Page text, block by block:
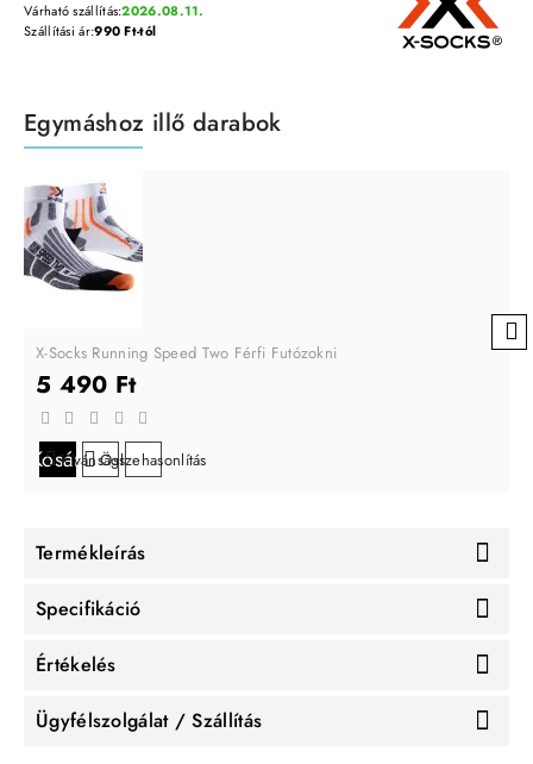
Várható szállítás:2026.08.11.
Szállítási ár:990 Ft-tól
Egymáshoz illő darabok
X-Socks Running Speed Two Férfi Futózokni
5 490 Ft
Kosárba
Kívánságlistára
Összehasonlítás
Termékleírás
Specifikáció
Értékelés
Ügyfélszolgálat / Szállítás